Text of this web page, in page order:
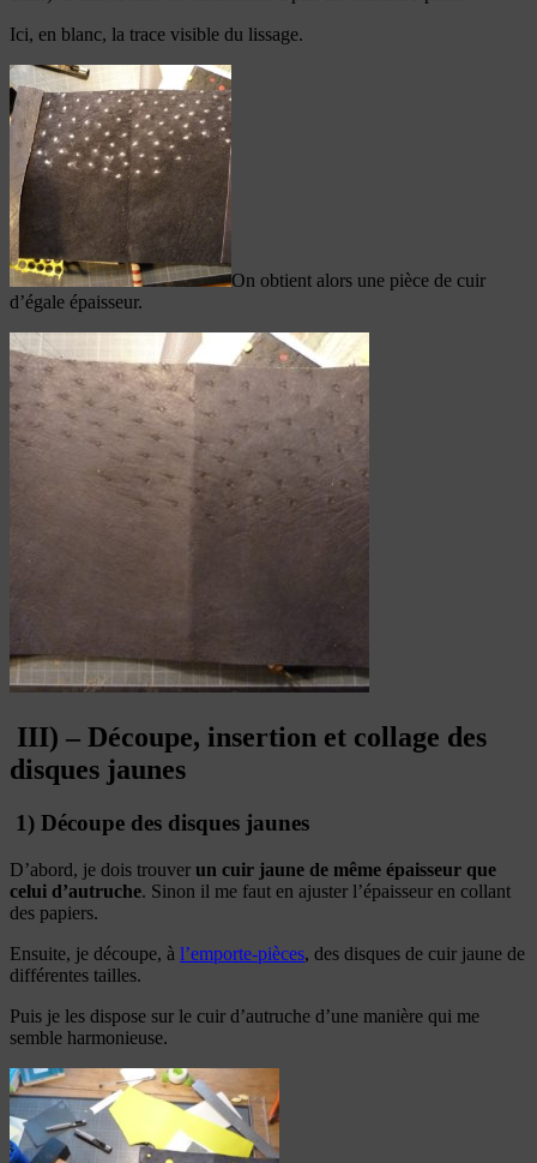
Ici, en blanc, la trace visible du lissage.
On obtient alors une pièce de cuir
d’égale épaisseur.
III) – Découpe, insertion et collage des
disques jaunes
1) Découpe des disques jaunes
D’abord, je dois trouver un cuir jaune de même épaisseur que
celui d’autruche. Sinon il me faut en ajuster l’épaisseur en collant
des papiers.
Ensuite, je découpe, à l’emporte-pièces, des disques de cuir jaune de
différentes tailles.
Puis je les dispose sur le cuir d’autruche d’une manière qui me
semble harmonieuse.